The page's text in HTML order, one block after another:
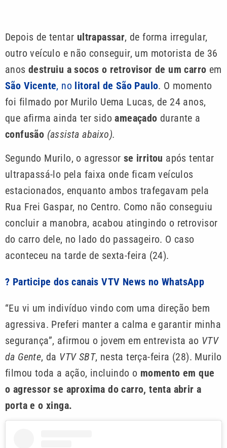
Depois de tentar ultrapassar, de forma irregular,
outro veículo e não conseguir, um motorista de 36
anos destruiu a socos o retrovisor de um carro em
São Vicente, no litoral de São Paulo. O momento
foi filmado por Murilo Uema Lucas, de 24 anos,
que afirma ainda ter sidoameaçado durante a
confusão (assista abaixo).
Segundo Murilo, o agressor se irritou após tentar
ultrapassá-lo pela faixa onde ficam veículos
estacionados, enquanto ambos trafegavam pela
Rua Frei Gaspar, no Centro. Como não conseguiu
concluir a manobra, acabou atingindo o retrovisor
do carro dele, no lado do passageiro. O caso
aconteceu na tarde de sexta-feira (24).
? Participe dos canais VTV News no WhatsApp
“Eu vi um indivíduo vindo com uma direção bem
agressiva. Preferi manter a calma e garantir minha
segurança”, afirmou o jovem em entrevista ao VTV
da Gente, da VTV SBT, nesta terça-feira (28). Murilo
filmou toda a ação, incluindo o momento em que
o agressor se aproxima do carro, tenta abrir a
porta e o xinga.